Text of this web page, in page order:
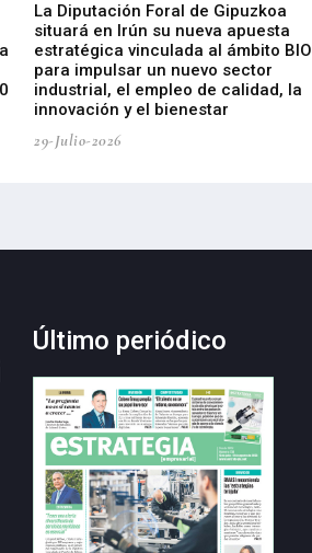
La Diputación Foral de Gipuzkoa
situará en Irún su nueva apuesta
estratégica vinculada al ámbito BIO
para impulsar un nuevo sector
industrial, el empleo de calidad, la
innovación y el bienestar
29-Julio-2026
Último periódico